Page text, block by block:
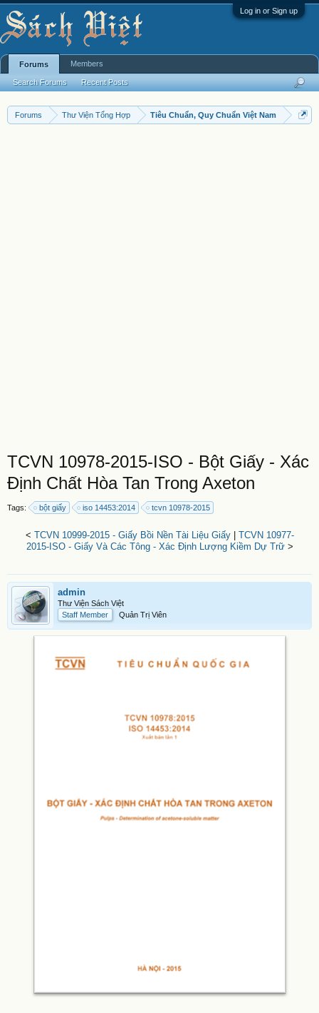
Log in or Sign up
Forums Thư Viện Tổng Hợp Tiêu Chuẩn, Quy Chuẩn Việt Nam
TCVN 10978-2015-ISO - Bột Giấy - Xác
Định Chất Hòa Tan Trong Axeton
Tags: bột giấy iso 14453:2014 tcvn 10978-2015
< TCVN 10999-2015 - Giấy Bồi Nền Tài Liệu Giấy| TCVN 10977-
2015-ISO - Giấy Và Các Tông - Xác Định Lượng Kiềm Dự Trữ>
admin
Thư Viện Sách Việt
Staff Member
Quản Trị Viên
Forums
Search Forums Recent Posts
Members